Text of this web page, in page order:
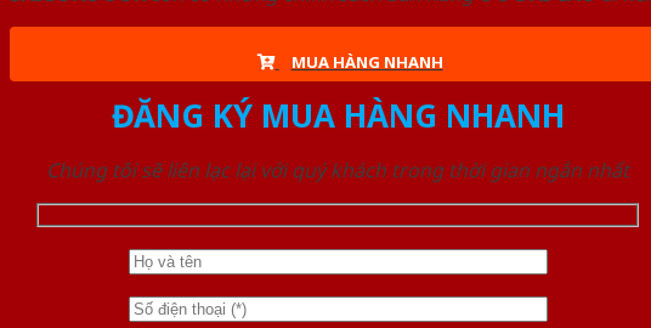
MUA HÀNG NHANH
ĐĂNG KÝ MUA HÀNG NHANH
Chúng tôi sẽ liên lạc lại với quý khách trong thời gian ngắn nhất